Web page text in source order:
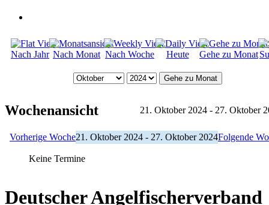
Nach Jahr Nach Monat Nach Woche Heute Gehe zu Monat
Gehe zu Monat
Wochenansicht 21. Oktober 2024 - 27. Oktober
Vorherige Woche21. Oktober 2024 - 27. Oktober 2024Folgende
Keine Termine
Deutscher Angelfischerverband